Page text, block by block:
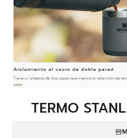
TERMO